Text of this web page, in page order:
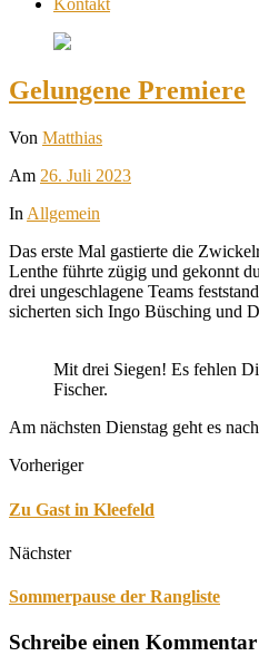
Gelungene Premiere
Von Matthias
Am 26. Juli 2023
In Allgemein
Das erste Mal gastierte die
Lenthe führte zügig und gekonnt
drei ungeschlagene Teams
sicherten sich Ingo Büsching und
Mit drei Siegen! Es fehlen
Fischer.
Am nächsten Dienstag geht es
Vorheriger
Zu Gast in Kleefeld
Nächster
Sommerpause der Rangliste
Schreibe einen Kommentar